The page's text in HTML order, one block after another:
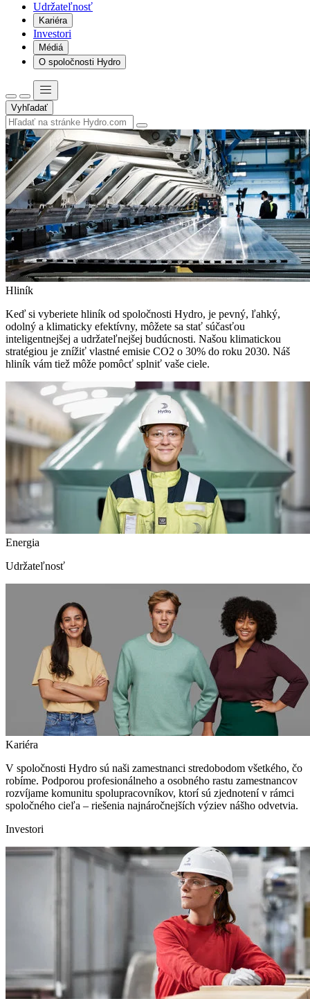
Udržateľnosť
Kariéra
Investori
Médiá
O spoločnosti Hydro
Vyhľadať
Hliník
Keď si vyberiete hliník od spoločnosti Hydro, je pevný, ľahký,
odolný a klimaticky efektívny, môžete sa stať súčasťou
inteligentnejšej a udržateľnejšej budúcnosti. Našou klimatickou
stratégiou je znížiť vlastné emisie CO2 o 30% do roku 2030. Náš
hliník vám tiež môže pomôcť splniť vaše ciele.
Energia
Udržateľnosť
Kariéra
V spoločnosti Hydro sú naši zamestnanci stredobodom všetkého, čo
robíme. Podporou profesionálneho a osobného rastu zamestnancov
rozvíjame komunitu spolupracovníkov, ktorí sú zjednotení v rámci
spoločného cieľa – riešenia najnáročnejších výziev nášho odvetvia.
Investori